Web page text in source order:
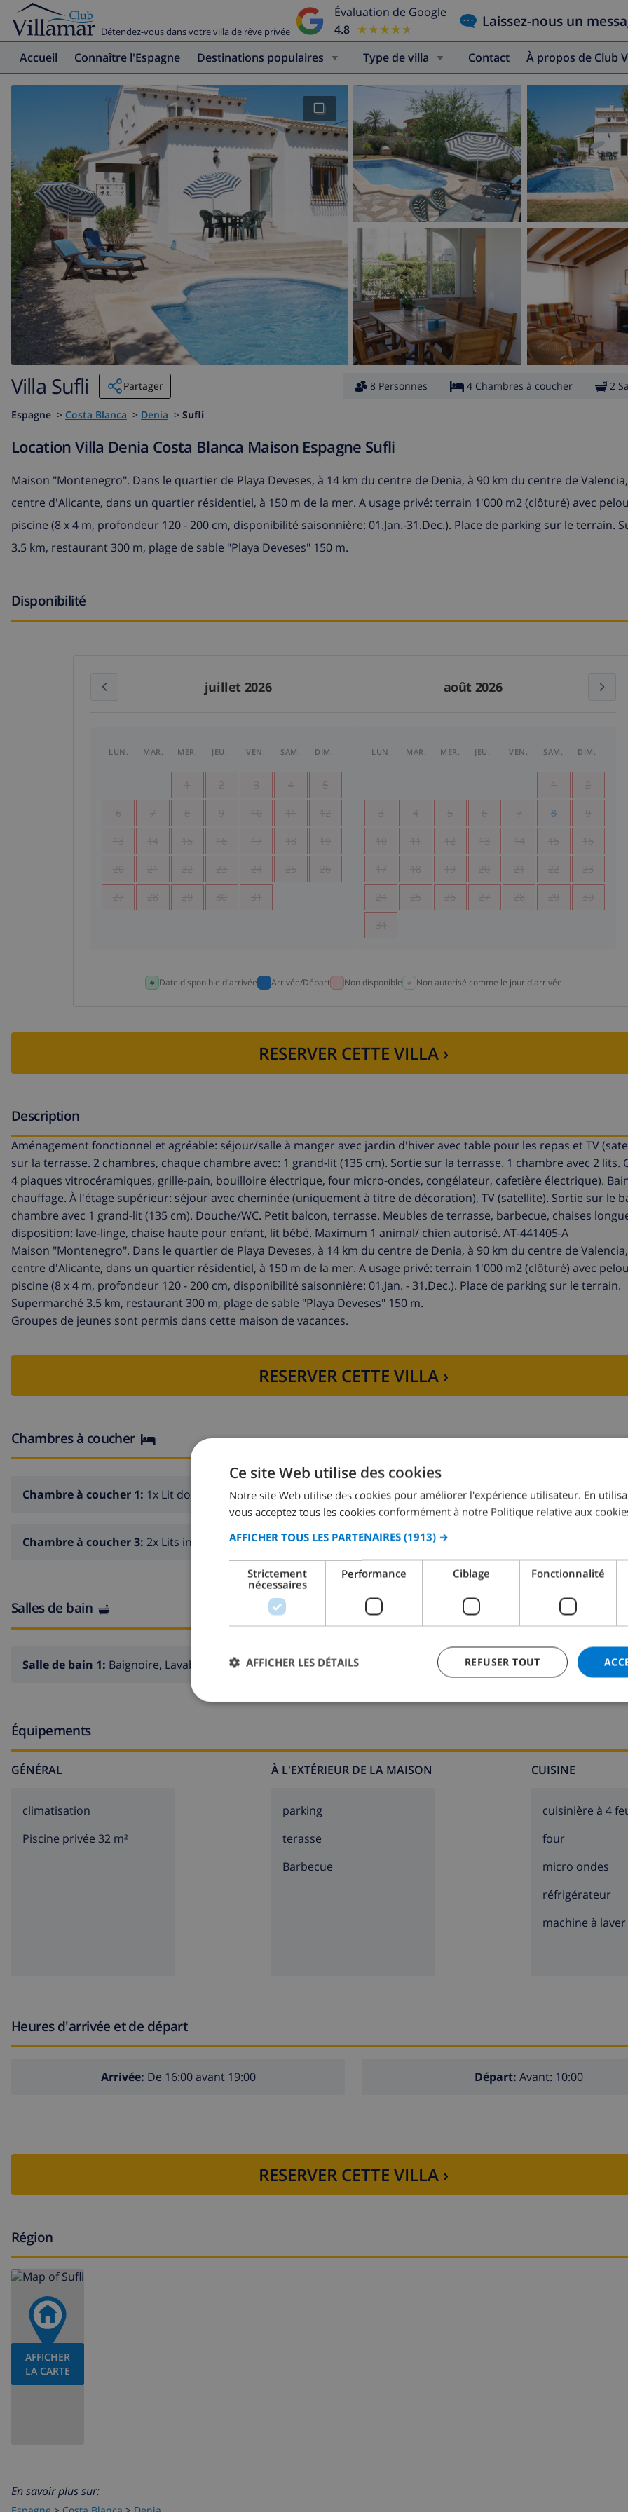
Détendez-vous dans votre villa de rêve privée
Évaluation de Google
4.8 ★★★★★
★★★★★ Laissez-nous un
Accueil Connaître l'Espagne Destinations populaires Type de villa Contact À propos de Club
Villa Sufli Partager 8 Personnes 4 Chambres à coucher 2
Espagne > Costa Blanca > Denia > Sufli
Location Villa Denia Costa Blanca Maison Espagne Sufli
Maison "Montenegro". Dans le quartier de Playa Deveses, à 14 km du centre de Denia, à 90 km du centre de
centre d'Alicante, dans un quartier résidentiel, à 150 m de la mer. A usage privé: terrain 1'000 m2 (clôturé) avec
piscine (8 x 4 m, profondeur 120 - 200 cm, disponibilité saisonnière: 01.Jan.-31.Dec.). Place de parking sur le terrain.
3.5 km, restaurant 300 m, plage de sable "Playa Deveses" 150 m.
Disponibilité
juillet 2026 août 2026
LUN. MAR. MER. JEU. VEN. SAM. DIM.
1 2 3 4 5
6 7 8 9 10 11 12
13 14 15 16 17 18 19
20 21 22 23 24 25 26
27 28 29 30 31
LUN. MAR. MER. JEU. VEN. SAM. DIM.
1 2
3 4 5 6 7 8 9
10 11 12 13 14 15 16
17 18 19 20 21 22 23
24 25 26 27 28 29 30
31
Date disponible d'arrivée Arrivée/Départ Non disponible Non autorisé comme le jour d'arrivée
RESERVER CETTE VILLA ›
Description
Aménagement fonctionnel et agréable: séjour/salle à manger avec jardin d'hiver avec table pour les repas et TV
sur la terrasse. 2 chambres, chaque chambre avec: 1 grand-lit (135 cm). Sortie sur la terrasse. 1 chambre avec 2 lits.
4 plaques vitrocéramiques, grille-pain, bouilloire électrique, four micro-ondes, congélateur, cafetière électrique).
chauffage. À l'étage supérieur: séjour avec cheminée (uniquement à titre de décoration), TV (satellite). Sortie sur le
chambre avec 1 grand-lit (135 cm). Douche/WC. Petit balcon, terrasse. Meubles de terrasse, barbecue, chaises
disposition: lave-linge, chaise haute pour enfant, lit bébé. Maximum 1 animal/ chien autorisé. AT-441405-A
Maison "Montenegro". Dans le quartier de Playa Deveses, à 14 km du centre de Denia, à 90 km du centre de
centre d'Alicante, dans un quartier résidentiel, à 150 m de la mer. A usage privé: terrain 1'000 m2 (clôturé) avec
piscine (8 x 4 m, profondeur 120 - 200 cm, disponibilité saisonnière: 01.Jan. - 31.Dec.). Place de parking sur le terrain.
Supermarché 3.5 km, restaurant 300 m, plage de sable "Playa Deveses" 150 m.
Groupes de jeunes sont permis dans cette maison de vacances.
RESERVER CETTE VILLA ›
Chambres à coucher
Chambre à coucher 1: 1x Lit double Chambre à coucher 2:1x Lit double
Chambre à coucher 3: 2x Lits individuels Chambre à coucher 4:
Salles de bain
Salle de bain 1: Baignoire, Lavabo, Toilette Salle de bain 2: Douche, Lavabo, Toilette
Équipements
GÉNÉRAL
climatisation
Piscine privée 32 m²
À L'EXTÉRIEUR DE LA MAISON
parking
terasse
barbecue
CUISINE
cuisinière à 4
four
micro ondes
réfrigérateur
machine à laver
Heures d'arrivée et de départ
Arrivée: De 16:00 avant 19:00 Départ: Avant: 10:00
RESERVER CETTE VILLA ›
Région
AFFICHER
LA CARTE
En savoir plus sur:
Ce site Web utilise des cookies
Notre site Web utilise des cookies pour améliorer l'expérience utilisateur. En
vous acceptez tous les cookies conformément à notre Politique relative aux
AFFICHER TOUS LES PARTENAIRES (1913) →
Strictement
nécessaires
Performance Ciblage Fonctionnalité
REFUSER TOUT
AFFICHER LES DÉTAILS